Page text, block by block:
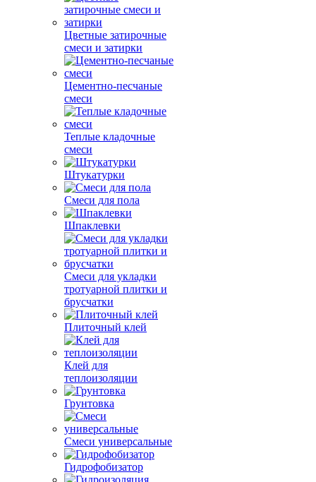
Цветные затирочные
смеси и затирки
Цементно-песчаные
смеси
Теплые кладочные
смеси
Штукатурки
Смеси для пола
Шпаклевки
Смеси для укладки
тротуарной плитки и
брусчатки
Плиточный клей
Клей для
теплоизоляции
Грунтовка
Смеси универсальные
Гидрофобизатор